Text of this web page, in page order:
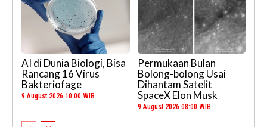
AI di Dunia Biologi, Bisa
Rancang 16 Virus
Bakteriofage
9 August 2026 10:00 WIB
Permukaan Bulan
Bolong-bolong Usai
Dihantam Satelit
SpaceX Elon Musk
9 August 2026 08:00 WIB